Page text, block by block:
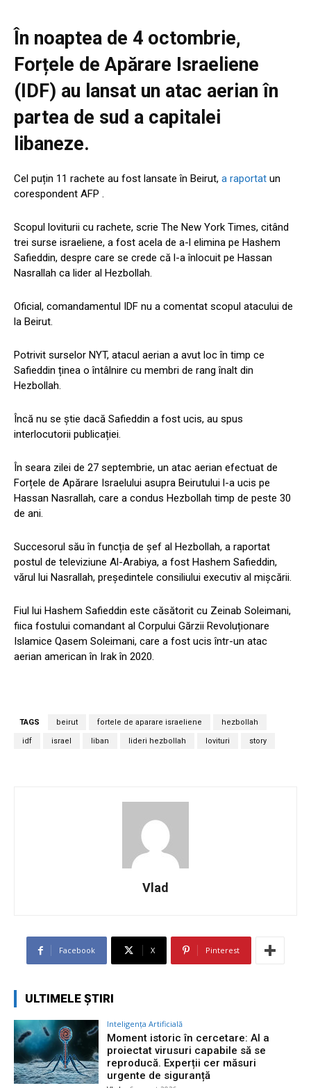
În noaptea de 4 octombrie,
Forțele de Apărare Israeliene
(IDF) au lansat un atac aerian în
partea de sud a capitalei
libaneze.
Cel puțin 11 rachete au fost lansate în Beirut, a raportat un
corespondent AFP .
Scopul loviturii cu rachete, scrie The New York Times, citând
trei surse israeliene, a fost acela de a-l elimina pe Hashem
Safieddin, despre care se crede că l-a înlocuit pe Hassan
Nasrallah ca lider al Hezbollah.
Oficial, comandamentul IDF nu a comentat scopul atacului de
la Beirut.
Potrivit surselor NYT, atacul aerian a avut loc în timp ce
Safieddin ținea o întâlnire cu membri de rang înalt din
Hezbollah.
Încă nu se știe dacă Safieddin a fost ucis, au spus
interlocutorii publicației.
În seara zilei de 27 septembrie, un atac aerian efectuat de
Forțele de Apărare Israelului asupra Beirutului l-a ucis pe
Hassan Nasrallah, care a condus Hezbollah timp de peste 30
de ani.
Succesorul său în funcția de șef al Hezbollah, a raportat
postul de televiziune Al-Arabiya, a fost Hashem Safieddin,
vărul lui Nasrallah, președintele consiliului executiv al mișcării.
Fiul lui Hashem Safieddin este căsătorit cu Zeinab Soleimani,
fiica fostului comandant al Corpului Gărzii Revoluționare
Islamice Qasem Soleimani, care a fost ucis într-un atac
aerian american în Irak în 2020.
TAGS beirut fortele de aparare israeliene hezbollah
idf israel liban lideri hezbollah lovituri story
Vlad
Facebook X Pinterest
ULTIMELE ȘTIRI
Inteligența Artificială
Moment istoric în cercetare: AI a
proiectat virusuri capabile să se
reproducă. Experții cer măsuri
urgente de siguranță